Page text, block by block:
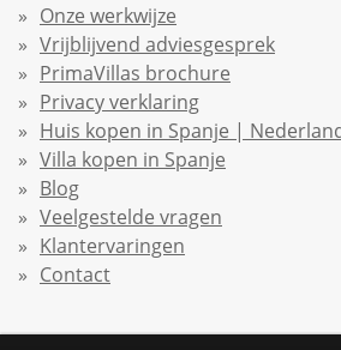
Onze werkwijze
Vrijblijvend adviesgesprek
PrimaVillas brochure
Privacy verklaring
Huis kopen in Spanje |
Villa kopen in Spanje
Blog
Veelgestelde vragen
Klantervaringen
Contact